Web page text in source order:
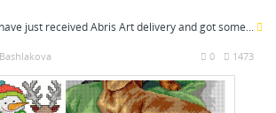
just received Abris Art delivery and got some...
1473
0